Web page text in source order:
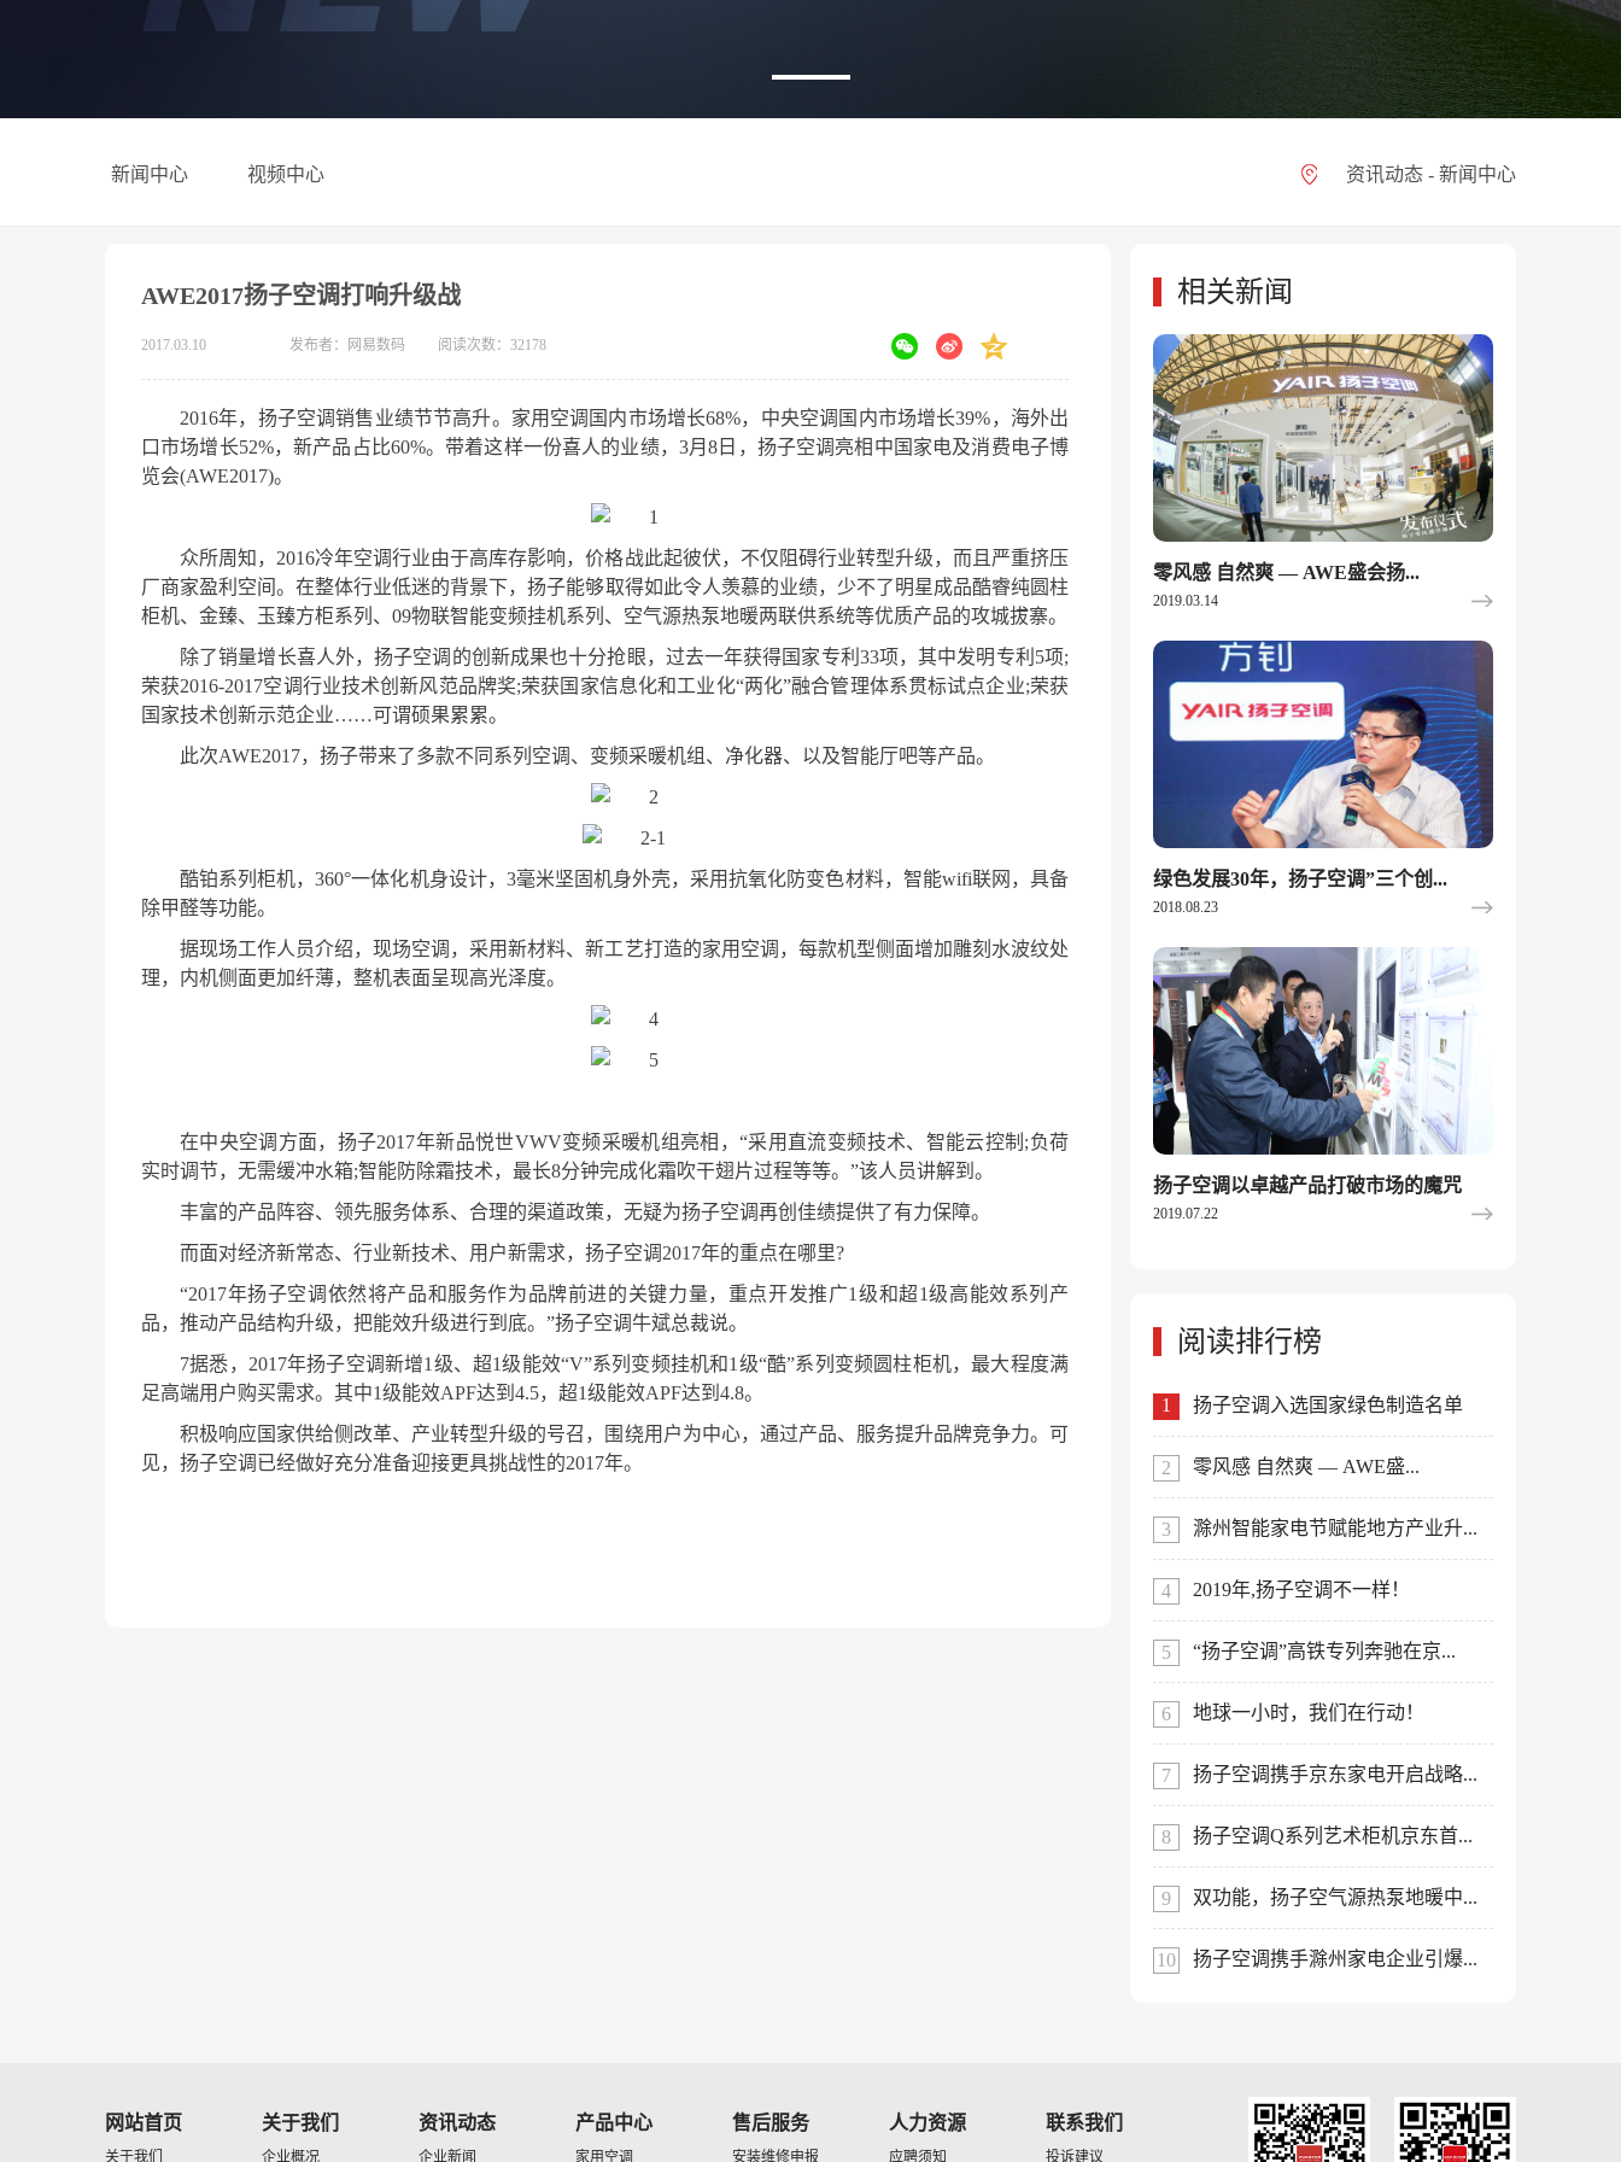
新闻中心 视频中心 资讯动态 - 新闻中心
AWE2017扬子空调打响升级战
2017.03.10 发布者：网易数码 阅读次数：32178
2016年，扬子空调销售业绩节节高升。家用空调国内市场增长68%，中央空调国内市场增长39%，海外出
口市场增长52%，新产品占比60%。带着这样一份喜人的业绩，3月8日，扬子空调亮相中国家电及消费电子博
览会(AWE2017)。
众所周知，2016冷年空调行业由于高库存影响，价格战此起彼伏，不仅阻碍行业转型升级，而且严重挤压
厂商家盈利空间。在整体行业低迷的背景下，扬子能够取得如此令人羡慕的业绩，少不了明星成品酷睿纯圆柱
柜机、金臻、玉臻方柜系列、09物联智能变频挂机系列、空气源热泵地暖两联供系统等优质产品的攻城拔寨。
除了销量增长喜人外，扬子空调的创新成果也十分抢眼，过去一年获得国家专利33项，其中发明专利5项;
荣获2016-2017空调行业技术创新风范品牌奖;荣获国家信息化和工业化“两化”融合管理体系贯标试点企业;荣获
国家技术创新示范企业……可谓硕果累累。
此次AWE2017，扬子带来了多款不同系列空调、变频采暖机组、净化器、以及智能厅吧等产品。
酷铂系列柜机，360°一体化机身设计，3毫米坚固机身外壳，采用抗氧化防变色材料，智能wifi联网，具备
除甲醛等功能。
据现场工作人员介绍，现场空调，采用新材料、新工艺打造的家用空调，每款机型侧面增加雕刻水波纹处
理，内机侧面更加纤薄，整机表面呈现高光泽度。
在中央空调方面，扬子2017年新品悦世VWV变频采暖机组亮相，“采用直流变频技术、智能云控制;负荷
实时调节，无需缓冲水箱;智能防除霜技术，最长8分钟完成化霜吹干翅片过程等等。”该人员讲解到。
丰富的产品阵容、领先服务体系、合理的渠道政策，无疑为扬子空调再创佳绩提供了有力保障。
而面对经济新常态、行业新技术、用户新需求，扬子空调2017年的重点在哪里?
“2017年扬子空调依然将产品和服务作为品牌前进的关键力量，重点开发推广1级和超1级高能效系列产
品，推动产品结构升级，把能效升级进行到底。”扬子空调牛斌总裁说。
7据悉，2017年扬子空调新增1级、超1级能效“V”系列变频挂机和1级“酷”系列变频圆柱柜机，最大程度满
足高端用户购买需求。其中1级能效APF达到4.5，超1级能效APF达到4.8。
积极响应国家供给侧改革、产业转型升级的号召，围绕用户为中心，通过产品、服务提升品牌竞争力。可
见，扬子空调已经做好充分准备迎接更具挑战性的2017年。
相关新闻
零风感 自然爽 — AWE盛会扬...
2019.03.14
绿色发展30年，扬子空调”三个创...
2018.08.23
扬子空调以卓越产品打破市场的魔咒
2019.07.22
阅读排行榜
扬子空调入选国家绿色制造名单
零风感 自然爽 — AWE盛...
滁州智能家电节赋能地方产业升...
2019年,扬子空调不一样！
“扬子空调”高铁专列奔驰在京...
地球一小时，我们在行动！
扬子空调携手京东家电开启战略...
扬子空调Q系列艺术柜机京东首...
双功能，扬子空气源热泵地暖中...
扬子空调携手滁州家电企业引爆...
网站首页
关于我们
关于我们
企业概况
资讯动态
企业新闻
产品中心
家用空调
售后服务
安装维修申报
人力资源
应聘须知
联系我们
投诉建议